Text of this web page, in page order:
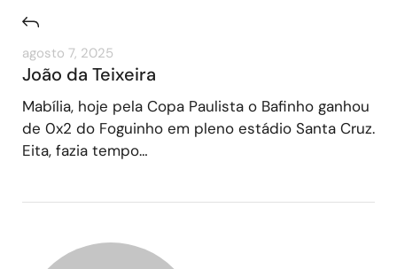
agosto 7, 2025
João da Teixeira
Mabília, hoje pela Copa Paulista o Bafinho ganhou
de 0x2 do Foguinho em pleno estádio Santa Cruz.
Eita, fazia tempo…